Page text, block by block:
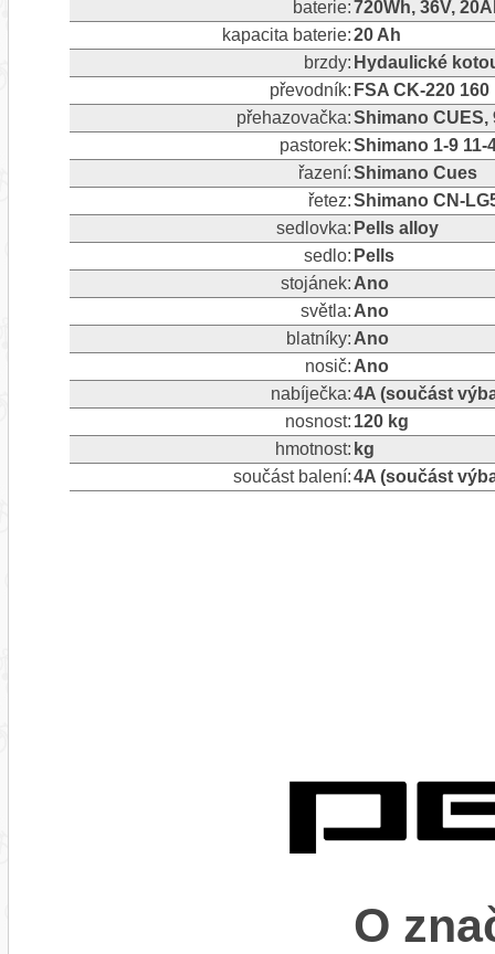
baterie:720Wh, 36V,
kapacita baterie:20 Ah
brzdy: Hydaulické
převodník: FSA CK-220 160
přehazovačka:Shimano CUES,
pastorek:Shimano 1-9 11-
řazení:Shimano Cues
řetez:Shimano CN-
sedlovka: Pells alloy
sedlo: Pells
stojánek: Ano
světla: Ano
blatníky: Ano
nosič: Ano
nabíječka:4A (součást
nosnost: 120 kg
hmotnost: kg
součást balení:4A (součást
O